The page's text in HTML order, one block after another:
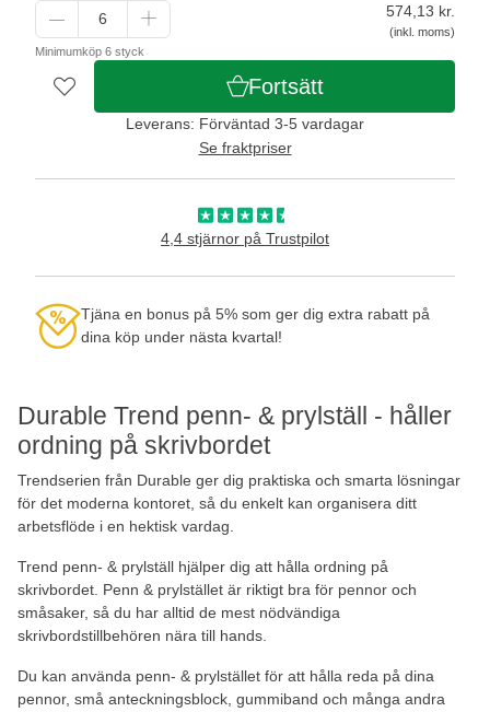
Durable Trend penn- & prylställ - håller
ordning på skrivbordet
Trendserien från Durable ger dig praktiska och smarta lösningar
för det moderna kontoret, så du enkelt kan organisera ditt
arbetsflöde i en hektisk vardag.
Trend penn- & prylställ hjälper dig att hålla ordning på
skrivbordet. Penn & prylstället är riktigt bra för pennor och
småsaker, så du har alltid de mest nödvändiga
skrivbordstillbehören nära till hands.
Du kan använda penn- & prylstället för att hålla reda på dina
pennor, små anteckningsblock, gummiband och många andra
Minimumköp 6 styck
574,13 kr.
(inkl. moms)
Fortsätt
Leverans: Förväntad 3-5 vardagar
Se fraktpriser
4,4 stjärnor på Trustpilot
Tjäna en bonus på 5% som ger dig extra rabatt på
dina köp under nästa kvartal!